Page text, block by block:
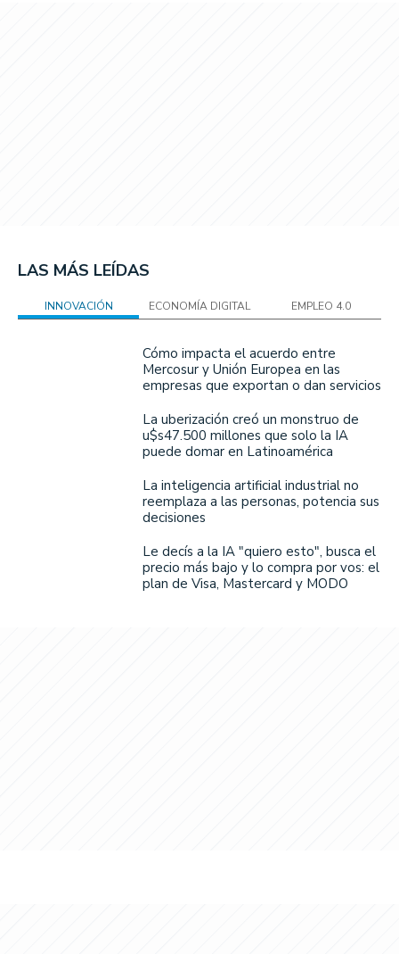
LAS MÁS LEÍDAS
INNOVACIÓN ECONOMÍA DIGITAL EMPLEO 4.0
Cómo impacta el acuerdo entre
Mercosur y Unión Europea en las
empresas que exportan o dan servicios
La uberización creó un monstruo de
u$s47.500 millones que solo la IA
puede domar en Latinoamérica
La inteligencia artificial industrial no
reemplaza a las personas, potencia sus
decisiones
Le decís a la IA "quiero esto", busca el
precio más bajo y lo compra por vos: el
plan de Visa, Mastercard y MODO